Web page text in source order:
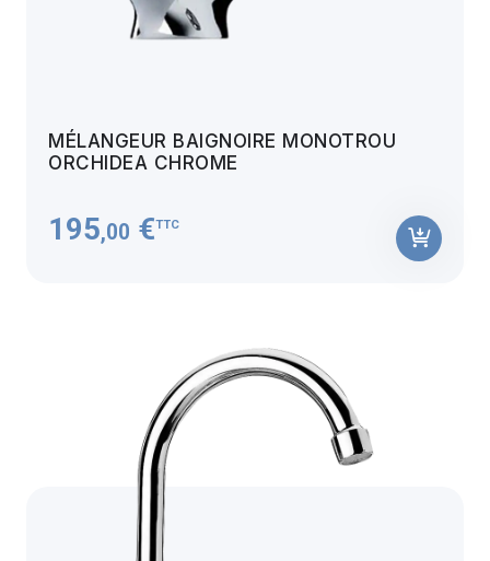
MÉLANGEUR BAIGNOIRE MONOTROU
ORCHIDEA CHROME
195,00 €TTC